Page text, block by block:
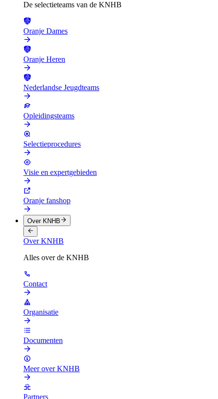
De selectieteams van de KNHB
Oranje Dames
Oranje Heren
Nederlandse Jeugdteams
Opleidingsteams
Selectieprocedures
Visie en expertgebieden
Oranje fanshop
Over KNHB
Over KNHB
Alles over de KNHB
Contact
Organisatie
Documenten
Meer over KNHB
Partners